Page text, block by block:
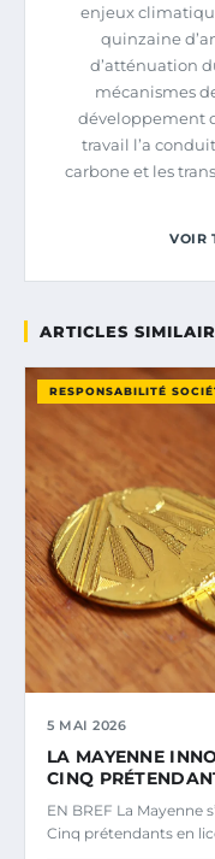
enjeux
quinzaine
d’atténuation
mécanismes
développement
travail l’a
carbone et les
VOIR
ARTICLES
RESPONSABILITÉ
5 MAI 2026
LA MAYENNE
CINQ
EN BREF La Mayenne
Cinq prétendants en